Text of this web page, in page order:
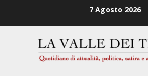
7 Agosto 2026